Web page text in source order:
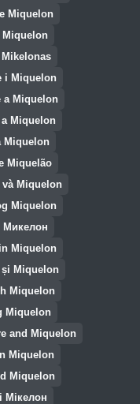
Miquelon
Miquelon
i Miquelon
a Miquelon
a Miquelon
Miquelon
Miquelão
Miquelon
Miquelon
Микелон
Miquelon
și Miquelon
Miquelon
Miquelon
and Miquelon
Miquelon
Miquelon
Мікелон